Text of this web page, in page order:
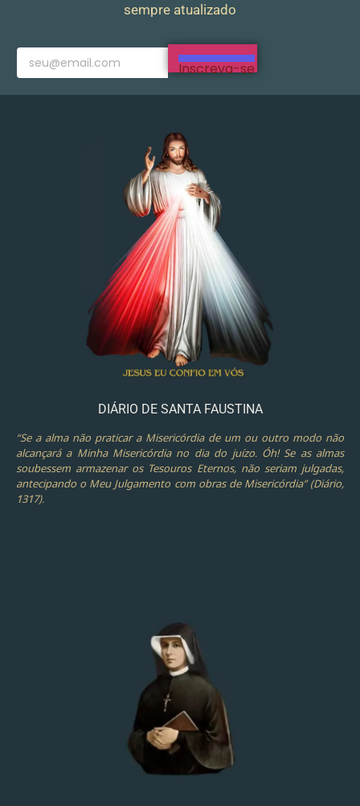
sempre atualizado
Inscreva-se
DIÁRIO DE SANTA FAUSTINA
“Se a alma não praticar a Misericórdia de um ou outro modo não
alcançará a Minha Misericórdia no dia do juízo. Óh! Se as almas
soubessem armazenar os Tesouros Eternos, não seriam julgadas,
antecipando o Meu Julgamento com obras de Misericórdia” (Diário,
1317).